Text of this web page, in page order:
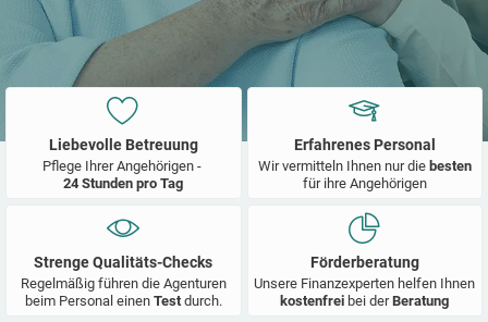
Liebevolle Betreuung
Pflege Ihrer Angehörigen -
24 Stunden pro Tag
Erfahrenes Personal
Wir vermitteln Ihnen nur die besten
für ihre Angehörigen
Strenge Qualitäts-Checks
Regelmäßig führen die Agenturen
beim Personal einen Test durch.
Förderberatung
Unsere Finanzexperten helfen Ihnen
kostenfrei bei derBeratung